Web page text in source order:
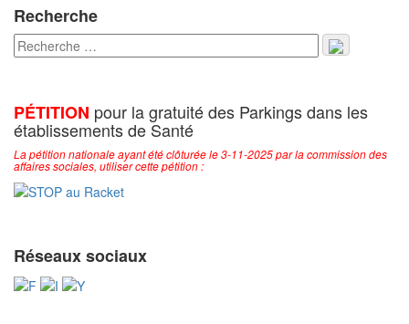
Recherche
PÉTITION pour la gratuité des Parkings dans les
établissements de Santé
La pétition nationale ayant été clôturée le 3-11-2025 par la commission des
affaires sociales, utiliser cette pétition :
Réseaux sociaux